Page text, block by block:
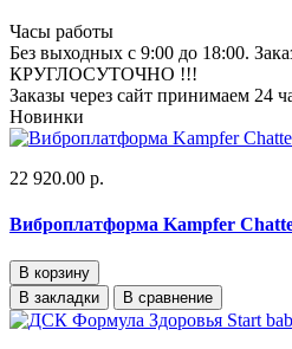
Часы работы
Без выходных с 9:00 до 18:00.
КРУГЛОСУТОЧНО !!!
Заказы через сайт принимаем 24
Новинки
22 920.00 р.
Виброплатформа Kampfer
В корзину
В закладки
В сравнение